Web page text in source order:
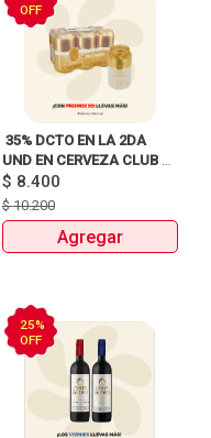
OFF
35% DCTO EN LA 2DA
UND EN CERVEZA CLUB
$ 8.400
$10.200
Agregar
25%
OFF